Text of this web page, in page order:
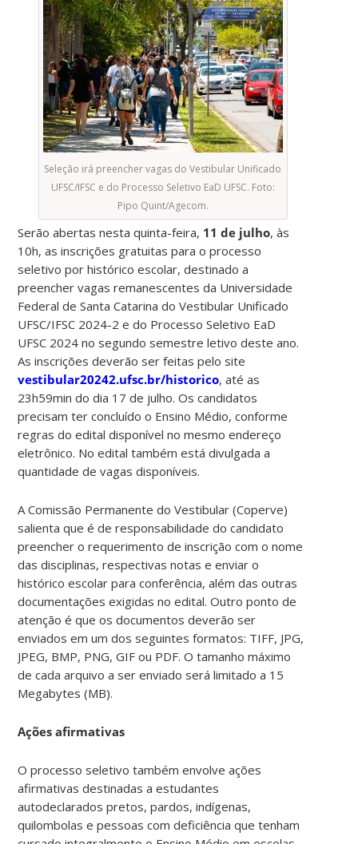
Seleção irá preencher vagas do Vestibular Unificado
UFSC/IFSC e do Processo Seletivo EaD UFSC. Foto:
Pipo Quint/Agecom.
Serão abertas nesta quinta-feira, 11 de julho, às
10h, as inscrições gratuitas para o processo
seletivo por histórico escolar, destinado a
preencher vagas remanescentes da Universidade
Federal de Santa Catarina do Vestibular Unificado
UFSC/IFSC 2024-2 e do Processo Seletivo EaD
UFSC 2024 no segundo semestre letivo deste ano.
As inscrições deverão ser feitas pelo site
vestibular20242.ufsc.br/historico, até as
23h59min do dia 17 de julho. Os candidatos
precisam ter concluído o Ensino Médio, conforme
regras do edital disponível no mesmo endereço
eletrônico. No edital também está divulgada a
quantidade de vagas disponíveis.
A Comissão Permanente do Vestibular (Coperve)
salienta que é de responsabilidade do candidato
preencher o requerimento de inscrição com o nome
das disciplinas, respectivas notas e enviar o
histórico escolar para conferência, além das outras
documentações exigidas no edital. Outro ponto de
atenção é que os documentos deverão ser
enviados em um dos seguintes formatos: TIFF, JPG,
JPEG, BMP, PNG, GIF ou PDF. O tamanho máximo
de cada arquivo a ser enviado será limitado a 15
Megabytes (MB).
Ações afirmativas
O processo seletivo também envolve ações
afirmativas destinadas a estudantes
autodeclarados pretos, pardos, indígenas,
quilombolas e pessoas com deficiência que tenham